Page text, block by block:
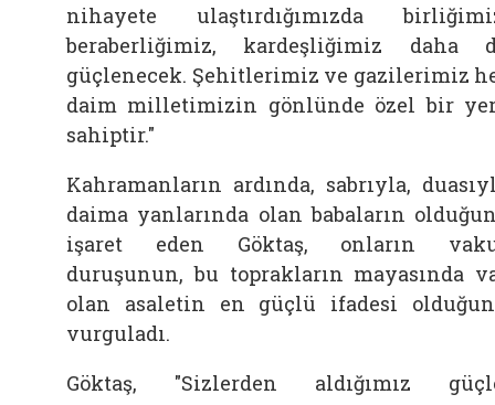
nihayete ulaştırdığımızda
beraberliğimiz, kardeşliğimiz daha
güçlenecek. Şehitlerimiz ve gazilerimiz
daim milletimizin gönlünde özel bir
sahiptir."
Kahramanların ardında, sabrıyla,
daima yanlarında olan babaların
işaret eden Göktaş, onların
duruşunun, bu toprakların mayasında
olan asaletin en güçlü ifadesi
vurguladı.
Göktaş, "Sizlerden aldığımız